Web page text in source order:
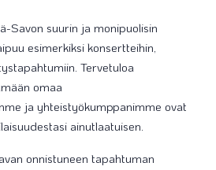
Savon suurin ja monipuolisin
esimerkiksi konsertteihin,
Tervetuloa
omaa
ja yhteistyökumppanimme ovat
ainutlaatuisen.
onnistuneen tapahtuman